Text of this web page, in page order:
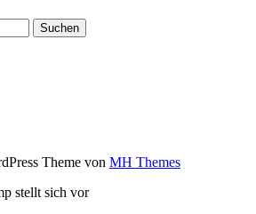
Theme von MH Themes
stellt sich vor